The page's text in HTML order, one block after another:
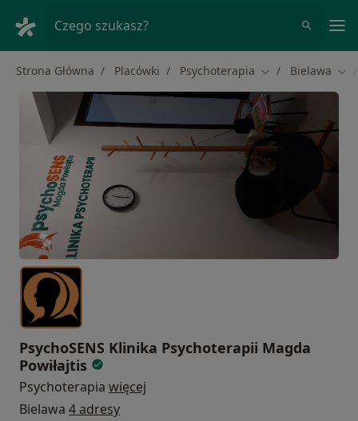
Czego szukasz?
Strona Główna Placówki Psychoterapia Zmień miasto
Bielawa
PsychoSENS Klinika Psychoterapii Magda
Powiłajtis
Psychoterapia więcej
Bielawa 4 adresy